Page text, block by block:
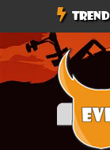
naar
de